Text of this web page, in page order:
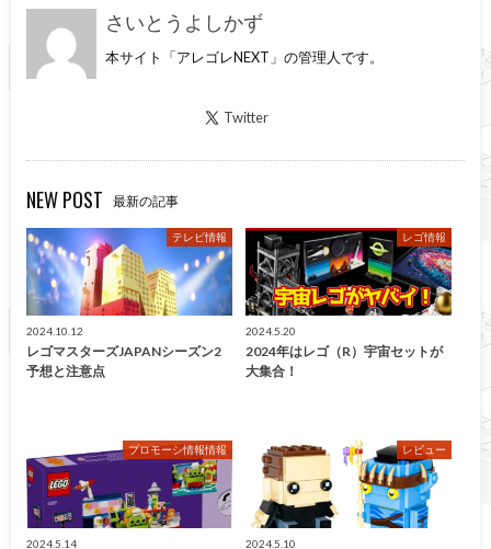
さいとうよしかず
本サイト「アレゴレNEXT」の管理人です。
Twitter
NEW POST 最新の記事
テレビ情報
2024.10.12
レゴマスターズJAPANシーズン2
予想と注意点
レゴ情報
2024.5.20
2024年はレゴ（R）宇宙セットが
大集合！
プロモーシ情報情報
2024.5.14
レビュー
2024.5.10